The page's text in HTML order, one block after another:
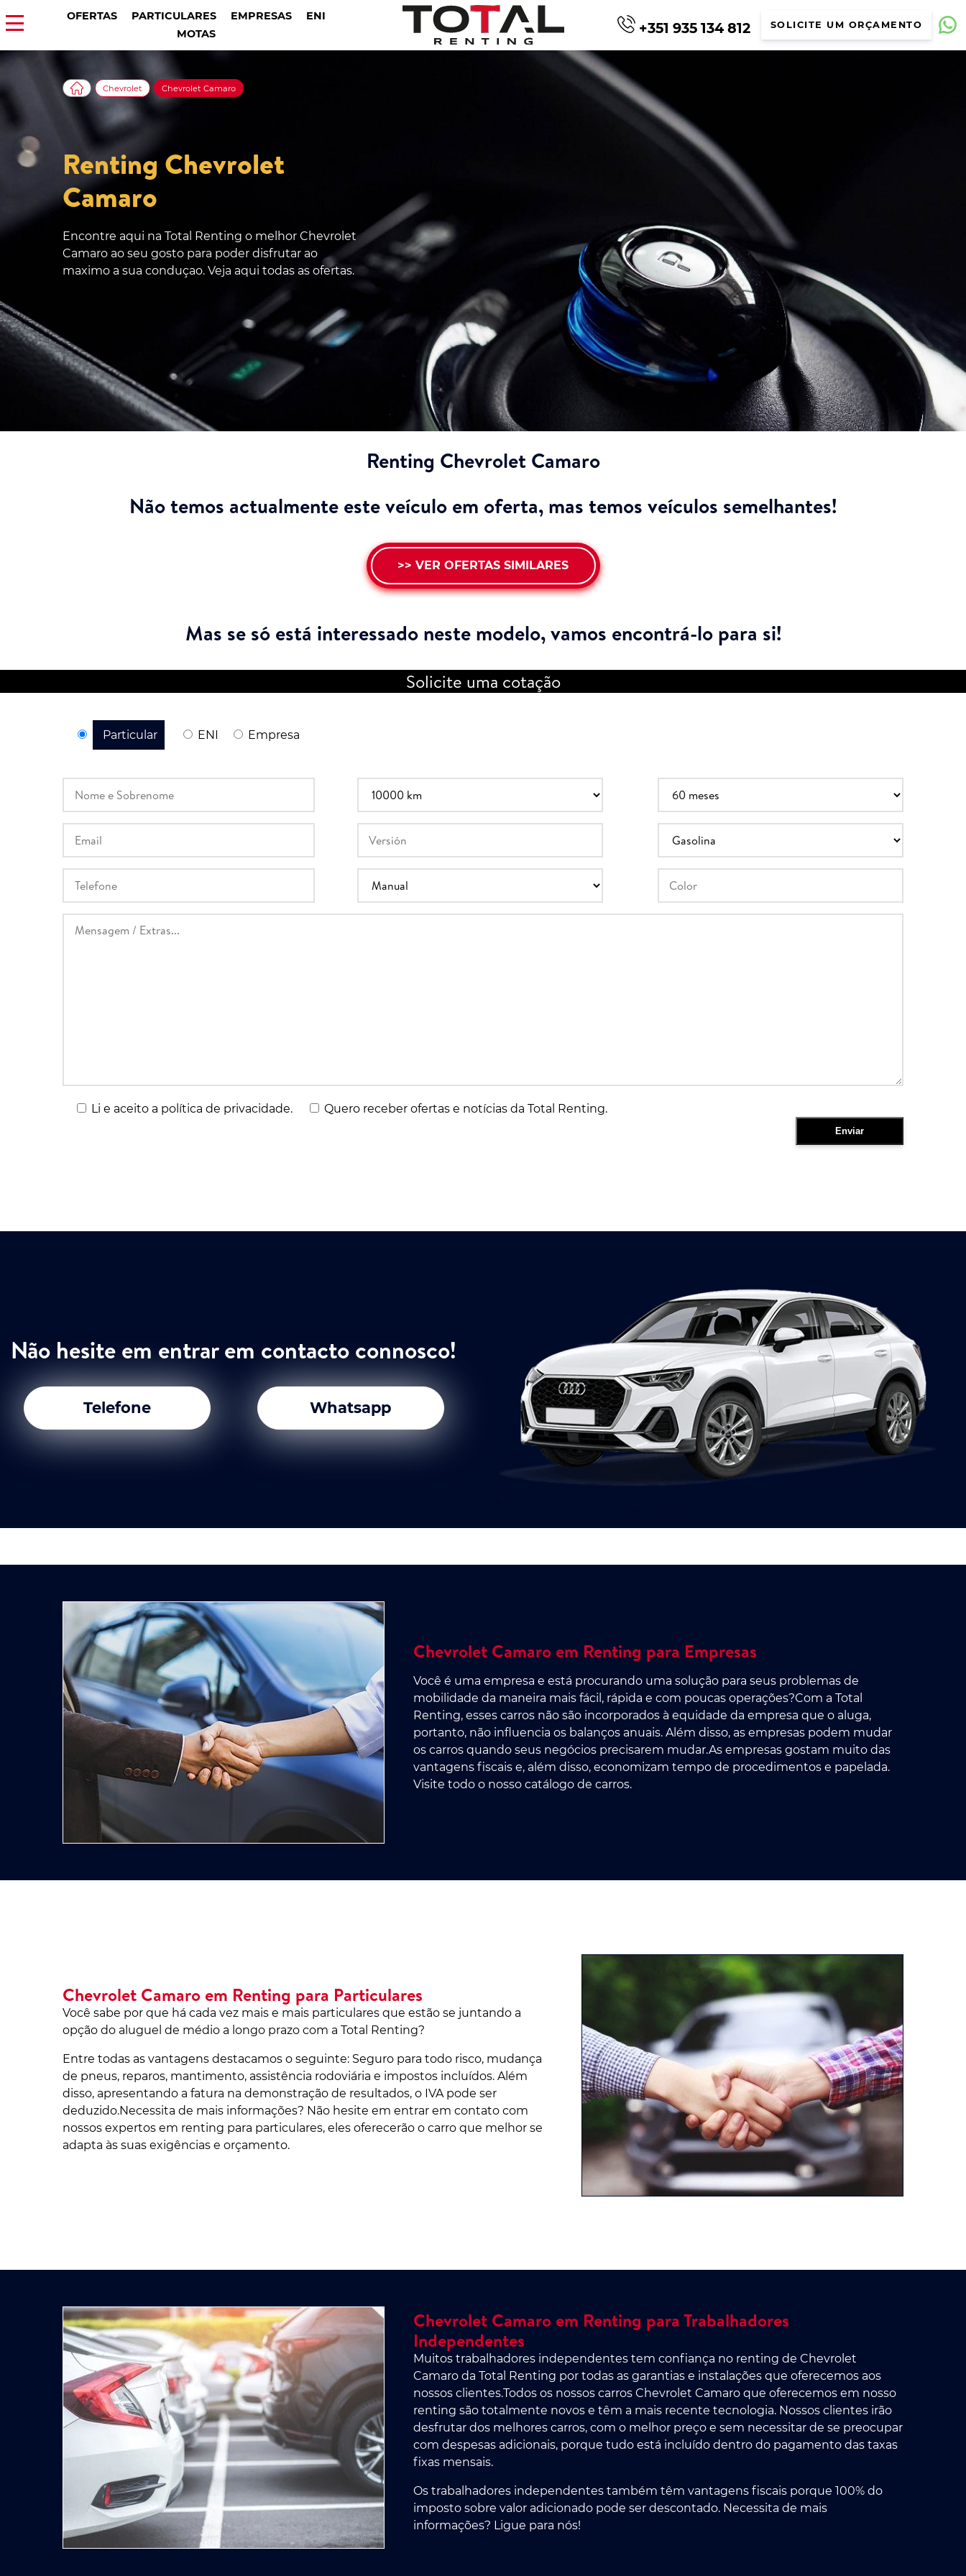
OFERTAS PARTICULARES EMPRESAS
ENI
MOTAS
+351 935 134 812 SOLICITE UM ORÇAMENTO
Renting Chevrolet
Camaro
Encontre aqui na Total Renting o melhor Chevrolet
Camaro ao seu gosto para poder disfrutar ao
maximo a sua conduçao. Veja aqui todas as ofertas.
Chevrolet Chevrolet Camaro
Renting Chevrolet Camaro
Não temos actualmente este veículo em oferta, mas temos veículos semelhantes!
>> VER OFERTAS SIMILARES
Mas se só está interessado neste modelo,vamos encontrá-lo para si!
Solicite uma cotação
Particular ENI Empresa
Li e aceito a política de privacidade. Quero receber ofertas e notícias da Total Renting.
Não hesite em entrar em contacto connosco!
Telefone Whatsapp
Chevrolet Camaro em Renting para Empresas
Você é uma empresa e está procurando uma solução para seus problemas de
mobilidade da maneira mais fácil, rápida e com poucas operações?Com a Total
Renting, esses carros não são incorporados à equidade da empresa que o aluga,
portanto, não influencia os balanços anuais. Além disso, as empresas podem mudar
os carros quando seus negócios precisarem mudar.As empresas gostam muito das
vantagens fiscais e, além disso, economizam tempo de procedimentos e papelada.
Visite todo o nosso catálogo de carros.
Chevrolet Camaro em Renting para Particulares
Você sabe por que há cada vez mais e mais particulares que estão se juntando a
opção do aluguel de médio a longo prazo com a Total Renting?
Entre todas as vantagens destacamos o seguinte: Seguro para todo risco, mudança
de pneus, reparos, mantimento, assistência rodoviária e impostos incluídos. Além
disso, apresentando a fatura na demonstração de resultados, o IVA pode ser
deduzido.Necessita de mais informações? Não hesite em entrar em contato com
nossos expertos em renting para particulares, eles oferecerão o carro que melhor se
adapta às suas exigências e orçamento.
Chevrolet Camaro em Renting para Trabalhadores
Independentes
Muitos trabalhadores independentes tem confiança no renting de Chevrolet
Camaro da Total Renting por todas as garantias e instalações que oferecemos aos
nossos clientes.Todos os nossos carros Chevrolet Camaro que oferecemos em nosso
renting são totalmente novos e têm a mais recente tecnologia. Nossos clientes irão
desfrutar dos melhores carros, com o melhor preço e sem necessitar de se preocupar
com despesas adicionais, porque tudo está incluído dentro do pagamento das taxas
fixas mensais.
Os trabalhadores independentes também têm vantagens fiscais porque 100% do
imposto sobre valor adicionado pode ser descontado. Necessita de mais
informações? Ligue para nós!